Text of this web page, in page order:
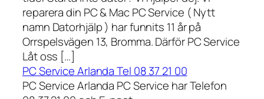
reparera din PC & Mac PC Service ( Nytt
namn Datorhjälp ) har funnits 11 år på
Orrspelsvägen 13, Bromma. Därför PC Service
Låt oss […]
PC Service Arlanda Tel 08 37 21 00
PC Service Arlanda PC Service har Telefon